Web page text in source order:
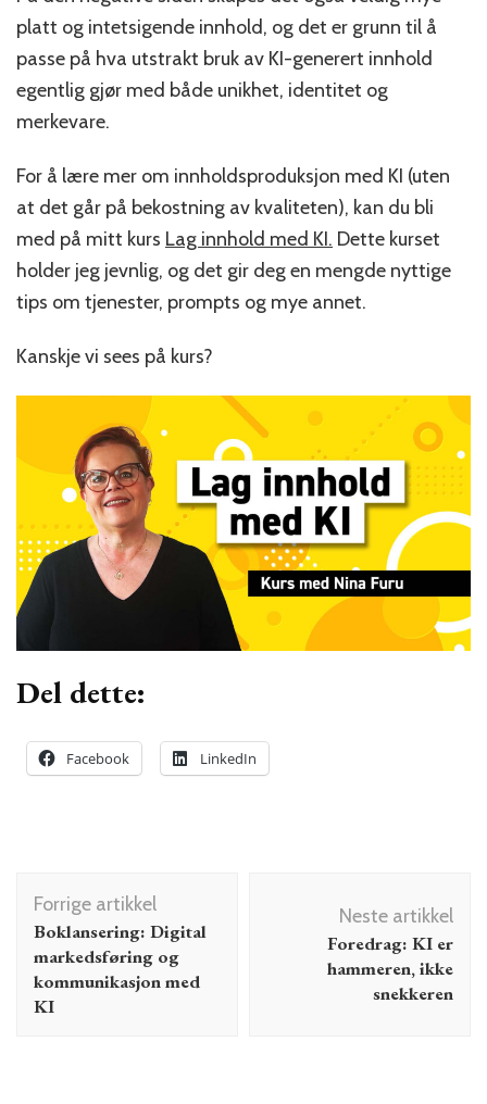
platt og intetsigende innhold, og det er grunn til å
passe på hva utstrakt bruk av KI-generert innhold
egentlig gjør med både unikhet, identitet og
merkevare.
For å lære mer om innholdsproduksjon med KI (uten
at det går på bekostning av kvaliteten), kan du bli
med på mitt kurs Lag innhold med KI. Dette kurset
holder jeg jevnlig, og det gir deg en mengde nyttige
tips om tjenester, prompts og mye annet.
Kanskje vi sees på kurs?
Del dette:
Facebook LinkedIn
Innleggsnavigering
Forrige artikkel
Boklansering: Digital
markedsføring og
kommunikasjon med
KI
Neste artikkel
Foredrag: KI er
hammeren, ikke
snekkeren